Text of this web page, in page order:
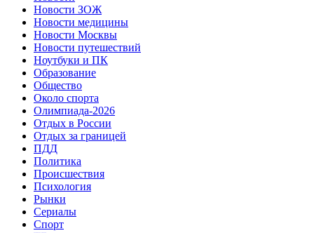
Новости ЗОЖ
Новости медицины
Новости Москвы
Новости путешествий
Ноутбуки и ПК
Образование
Общество
Около спорта
Олимпиада-2026
Отдых в России
Отдых за границей
ПДД
Политика
Происшествия
Психология
Рынки
Сериалы
Спорт